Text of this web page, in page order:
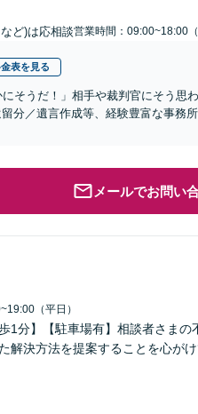
ど)は応相談営業時間：09:00~18:00（
表を見る
そうだ！」相手や裁判官にそう思
分／遺言作成等、経験豊富な事務
メールでお問い
（平日）
1分】【駐車場有】相談者さま
解決方法を提案することを心が